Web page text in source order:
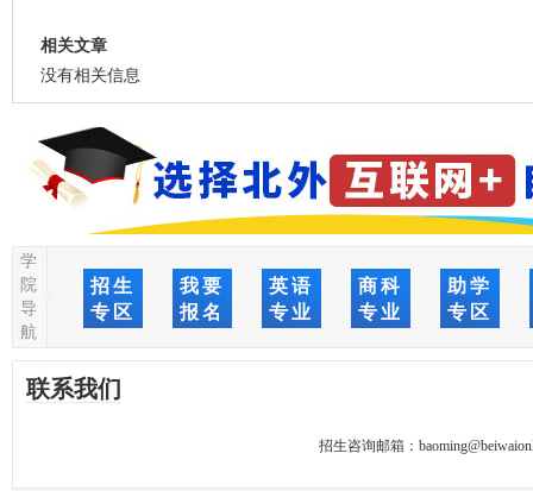
相关文章
没有相关信息
学
院
导
航
招生
专区
我要
报名
英语
专业
商科
专业
助学
专区
联系我们
招生咨询邮箱：